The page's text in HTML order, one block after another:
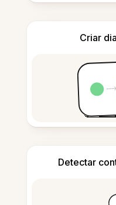
Criar
Detectar